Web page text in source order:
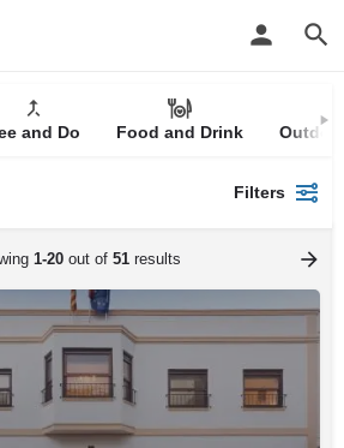
and Do Food and Drink
Filters
1-20 out of 51 results